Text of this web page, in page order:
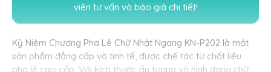
viên tư vấn và báo giá chi tiết!
Kỷ Niệm Chương Pha Lê Chữ Nhật Ngang KN-P202 là một
sản phẩm đẳng cấp và tinh tế, được chế tác từ chất liệu
pha lê cao cấp. Với kích thước ấn tượng và hình dạng chữ